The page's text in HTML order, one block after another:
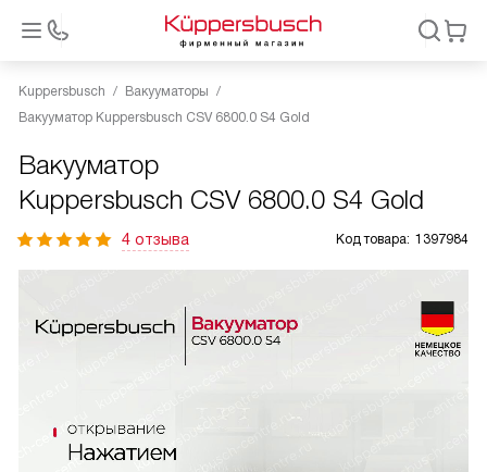
Kuppersbusch
Вакууматоры
Вакууматор Kuppersbusch CSV 6800.0 S4 Gold
Вакууматор
Kuppersbusch CSV 6800.0 S4 Gold
4 отзыва Код товара: 1397984